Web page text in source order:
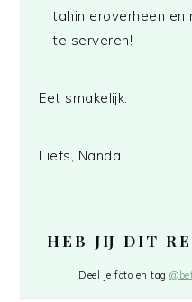
tahin eroverheen en
te serveren!
Eet smakelijk.
Liefs, Nanda
HEB JIJ DIT
Deel je foto en tag